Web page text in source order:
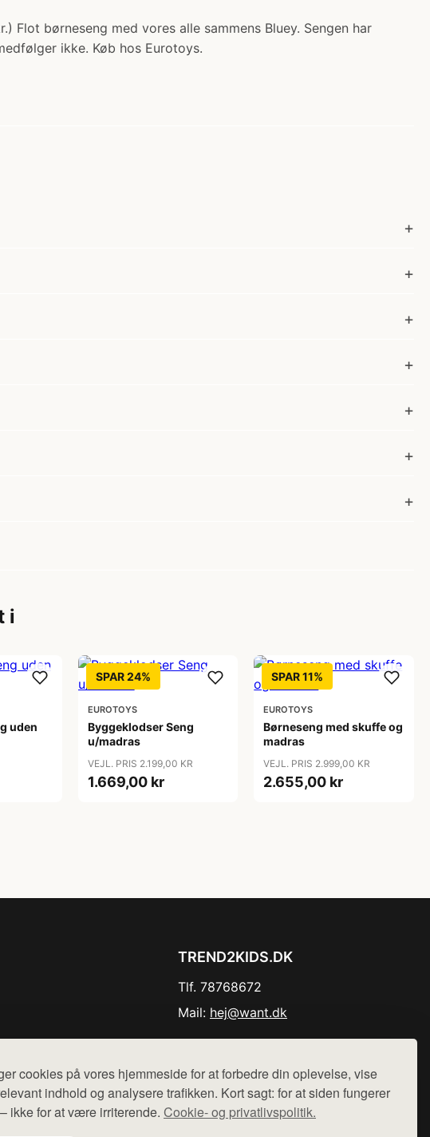
cookies på vores hjemmeside for at forbedre din oplevelse, vise
indhold og analysere trafikken. Kort sagt: for at siden fungerer
ikke for at være irriterende. Cookie- og privatlivspolitik.
Flot børneseng med vores alle sammens Bluey. Sengen har
ikke. Køb hos Eurotoys.
i
uden
SPAR 24%
EUROTOYS
Byggeklodser Seng
u/madras
VEJL. PRIS 2.199,00 KR
1.669,00 kr
SPAR 11%
EUROTOYS
Børneseng med skuffe og
madras
VEJL. PRIS 2.999,00 KR
2.655,00 kr
TREND2KIDS.DK
Tlf. 78768672
Mail: hej@want.dk